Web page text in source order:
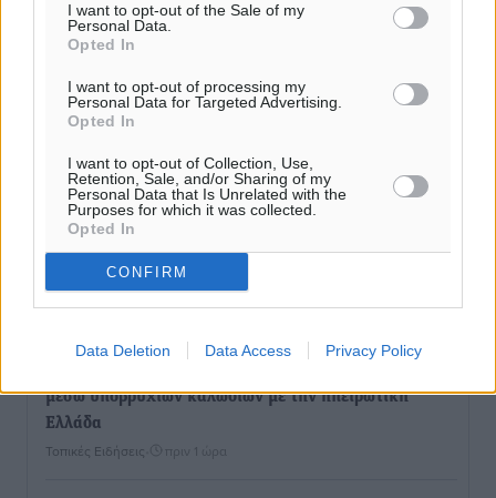
I want to opt-out of the Sale of my
Personal Data.
Opted In
I want to opt-out of processing my
Personal Data for Targeted Advertising.
Opted In
I want to opt-out of Collection, Use,
Retention, Sale, and/or Sharing of my
Personal Data that Is Unrelated with the
Purposes for which it was collected.
Opted In
CONFIRM
Data Deletion Data Access Privacy Policy
Ροή ειδήσεων
Παρουσίαση βιβλίου του Α. Χατζημιχαήλ – Τιμητική
εκδήλωση για τους αυτοδιοικητικούς της Κω
Πολιτιστικά• πριν 42 λεπτά
μέσω υποβρύχιων καλωδίων με την ηπειρωτική
Ελλάδα
Τοπικές Ειδήσεις πριν 1 ώρα